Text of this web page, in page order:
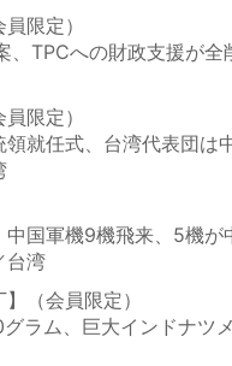
限定）
、TPCへの財政支援が全
限定）
領就任式、台湾代表団は
中国軍機9機飛来、5機が
台湾
】（会員限定）
ラム、巨大インドナツ